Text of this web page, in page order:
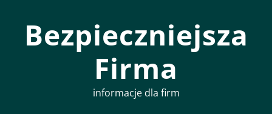
Bezpieczniejsza
Firma
informacje dla firm